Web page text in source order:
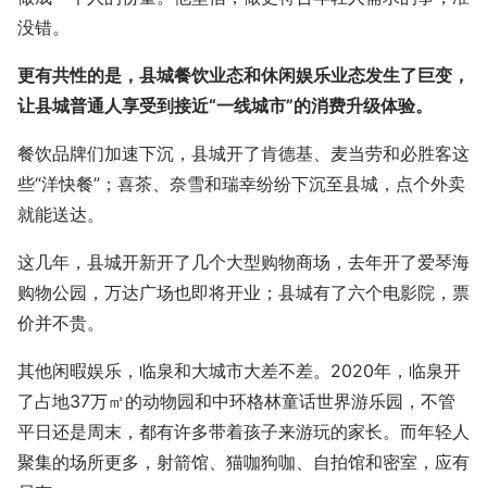
没错。
更有共性的是，县城餐饮业态和休闲娱乐业态发生了巨变，
让县城普通人享受到接近“一线城市”的消费升级体验。
餐饮品牌们加速下沉，县城开了肯德基、麦当劳和必胜客这
些“洋快餐”；喜茶、奈雪和瑞幸纷纷下沉至县城，点个外卖
就能送达。
这几年，县城开新开了几个大型购物商场，去年开了爱琴海
购物公园 ，万达广场也即将开业；县城有了六个电影院，票
价并不贵。
其他闲暇娱乐，临泉和大城市大差不差。2020年，临泉开
了占地37万㎡的动物园和中环格林童话世界游乐园，不管
平日还是周末，都有许多带着孩子来游玩的家长。而年轻人
聚集的场所更多，射箭馆、猫咖狗咖、自拍馆和密室，应有